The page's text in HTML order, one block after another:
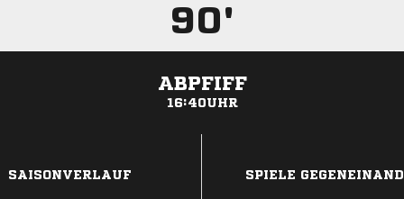
90'
ABPFIFF
16:40UHR
SAISONVERLAUF SPIELE